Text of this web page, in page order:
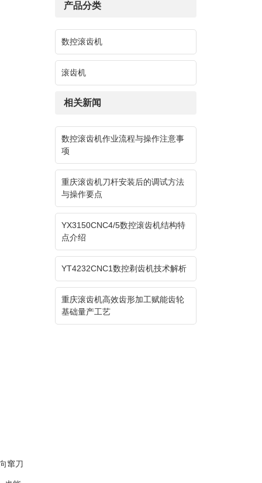
窜刀
产品分类
数控滚齿机
滚齿机
相关新闻
数控滚齿机作业流程与操作注意事
项
重庆滚齿机刀杆安装后的调试方法
与操作要点
YX3150CNC4/5数控滚齿机结构特
点介绍
YT4232CNC1数控剃齿机技术解析
重庆滚齿机高效齿形加工赋能齿轮
基础量产工艺